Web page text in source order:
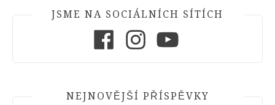
JSME NA SOCIÁLNÍCH SÍTÍCH
NEJNOVĚJŠÍ PŘÍSPĚVKY